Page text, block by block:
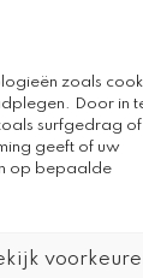
zoals
Door in
surfgedrag of
geeft of uw
op bepaalde